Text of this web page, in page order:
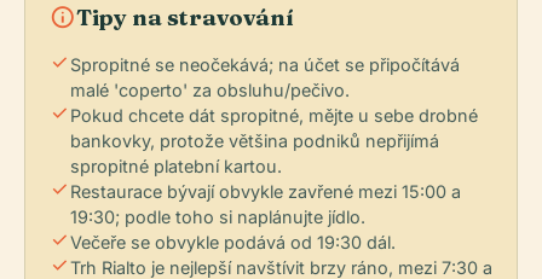
infoTipy na stravování
check Spropitné se neočekává; na účet se připočítává
malé 'coperto' za obsluhu/pečivo.
check Pokud chcete dát spropitné, mějte u sebe drobné
bankovky, protože většina podniků nepřijímá
spropitné platební kartou.
check Restaurace bývají obvykle zavřené mezi 15:00 a
19:30; podle toho si naplánujte jídlo.
checkVečeře se obvykle podává od 19:30 dál.
checkTrh Rialto je nejlepší navštívit brzy ráno, mezi 7:30 a